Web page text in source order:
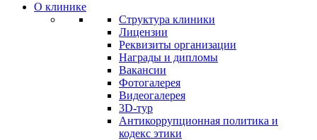
О клинике
Структура клиники
Лицензии
Реквизиты организации
Награды и дипломы
Вакансии
Фотогалерея
Видеогалерея
3D-тур
Антикоррупционная политика и
кодекс этики